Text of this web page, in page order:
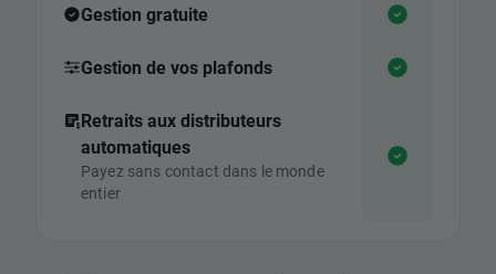
Gestion gratuite
Gestion de vos plafonds
Retraits aux distributeurs
automatiques
Payez sans contact dans le monde
entier